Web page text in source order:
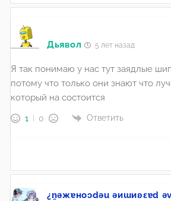
Дьявол 5 лет назад
Я так понимаю у нас тут заядлые
потому что только они знают что
который на состоится
1 0 Ответить
¿n̯ǝжɐноɔdǝu ǝиɯиʚεɐd